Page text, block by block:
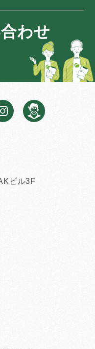
わせ
ビル3F